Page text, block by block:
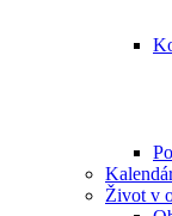
Život v